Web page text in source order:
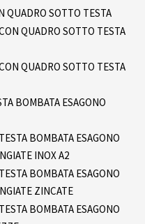
QUADRO SOTTO TESTA
QUADRO SOTTO TESTA
QUADRO SOTTO TESTA
BOMBATA ESAGONO
BOMBATA ESAGONO
INOX A2
BOMBATA ESAGONO
ZINCATE
BOMBATA ESAGONO